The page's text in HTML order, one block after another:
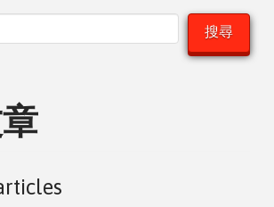
搜尋